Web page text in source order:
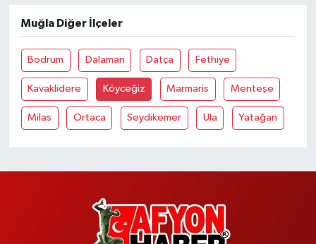
Muğla Diğer İlçeler
Bodrum Dalaman Datça Fethiye
Kavaklidere Köyceğiz Marmaris Menteşe
Milas Ortaca Seydikemer Ula Yatağan